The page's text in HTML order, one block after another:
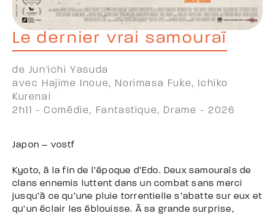
Le dernier vrai samouraï
de Jun'ichi Yasuda
avec Hajime Inoue, Norimasa Fuke, Ichiko
Kurenai
2h11 - Comédie, Fantastique, Drame - 2026
Japon – vostf
Kyoto, à la fin de l’époque d’Edo. Deux samouraïs de
clans ennemis luttent dans un combat sans merci
jusqu’à ce qu’une pluie torrentielle s’abatte sur eux et
qu’un éclair les éblouisse. À sa grande surprise,